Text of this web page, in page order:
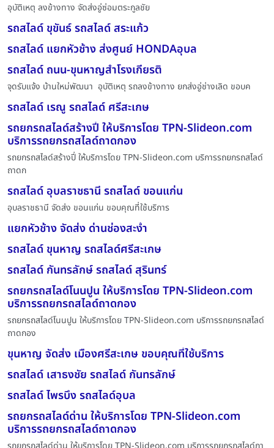
อุบัติเหตุ ลงข้างทาง จัดส่งอู่ซ่อมตระกูลชัย
รถสไลด์ ขุขันธ์ รถสไลด์ สระแก้ว
รถสไลด์ แยกหัวช้าง ส่งศูนย์ HONDAอุบล
รถสไลด์ ถนน-ขุนหาญสำโรงเกียรติ
จุดรับแจ้ง บ้านใหม่พัฒนา อุบัติเหตุ รถลงข้างทาง ยกส่งอู่ช่างเลิด ขอบค
รถสไลด์ เรณู รถสไลด์ ศรีสะเกษ
รถยกรถสไลด์สร้างปี่ ให้บริการโดย TPN-Slideon.com
บริการรถยกรถสไลด์ถาดกอง
รถยกรถสไลด์สร้างปี่ ให้บริการโดย TPN-Slideon.com บริการรถยกรถสไลด์
ถาดก
รถสไลด์ อุบลราชธานี รถสไลด์ ขอนแก่น
อุบลราชธานี จัดส่ง ขอนแก่น ขอบคุณที่ใช้บริการ
แยกหัวช้าง จัดส่ง ด่านช่องสะง่ำ
รถสไลด์ ขุนหาญ รถสไลด์ศรีสะเกษ
รถสไลด์ กันทรลักษ์ รถสไลด์ สุรินทร์
รถยกรถสไลด์โนนปูน ให้บริการโดย TPN-Slideon.com
บริการรถยกรถสไลด์ถาดกอง
รถยกรถสไลด์โนนปูน ให้บริการโดย TPN-Slideon.com บริการรถยกรถสไลด์
ถาดกอง
ขุนหาญ จัดส่ง เมืองศรีสะเกษ ขอบคุณที่ใช้บริการ
รถสไลด์ เสาธงชัย รถสไลด์ กันทรลักษ์
รถสไลด์ ไพรบึง รถสไลด์อุบล
รถยกรถสไลด์ด่าน ให้บริการโดย TPN-Slideon.com
บริการรถยกรถสไลด์ถาดกอง